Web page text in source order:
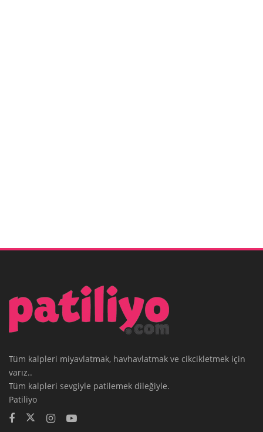
Tüm kalpleri miyavlatmak, havhavlatmak ve cikcikletmek için
varız..
Tüm kalpleri sevgiyle patilemek dileğiyle.
Patiliyo